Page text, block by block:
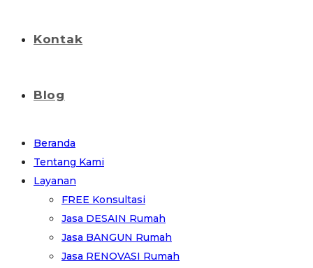
Kontak
Blog
Beranda
Tentang Kami
Layanan
FREE Konsultasi
Jasa DESAIN Rumah
Jasa BANGUN Rumah
Jasa RENOVASI Rumah